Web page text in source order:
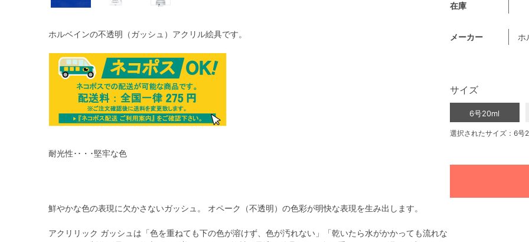
ホルベインの不透明（ガッシュ）アクリル絵具です。
耐光性･･・･堅牢な色
鮮やかな色の表現に欠かさないガッシュ。 オペーク（不透明）の色彩が明快な表現を生み出します。
アクリリック ガッシュは「色を重ねても下の色が溶けず、色が汚れない」「乾いたら水がかかっても流れな
在庫
メーカー ホ
サイズ
6号20ml
選択されたサイズ：6号